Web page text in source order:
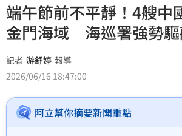
端午節前不平靜！4艘中
金門海域 海巡署強勢
記者 游舒婷 報導
2026/06/16 18:47:00
阿立幫你摘要新聞重點